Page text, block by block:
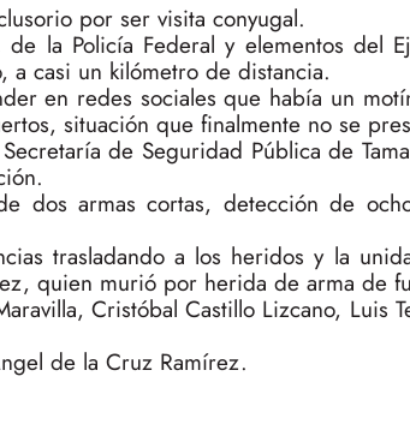
por ser visita conyugal.
la Policía Federal y elementos del
a casi un kilómetro de distancia.
en redes sociales que había un
situación que finalmente no se
de Seguridad Pública de
dos armas cortas, detección de
trasladando a los heridos y la
quien murió por herida de arma de
Cristóbal Castillo Lizcano, Luis
de la Cruz Ramírez.